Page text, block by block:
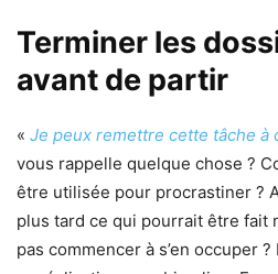
Terminer les
avant de partir
« Je peux remettre cette tâche à
vous rappelle quelque chose ?
être utilisée pour procrastiner ?
plus tard ce qui pourrait être fait
pas commencer à s’en occuper